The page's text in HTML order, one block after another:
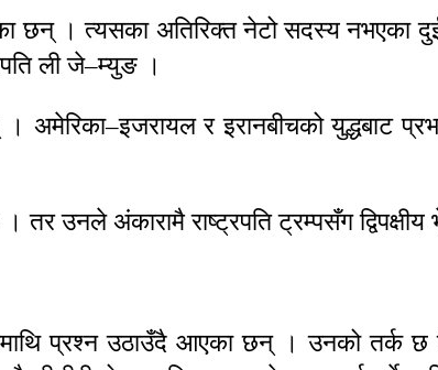
छन् । त्यसका अतिरिक्त नेटो सदस्य नभएका
ली जे–म्युङ ।
। अमेरिका–इजरायल र इरानबीचको युद्धबाट
उनले अंकारामै राष्ट्रपति ट्रम्पसँग द्विपक्षीय
प्रश्न उठाउँदै आएका छन् । उनको तर्क छ